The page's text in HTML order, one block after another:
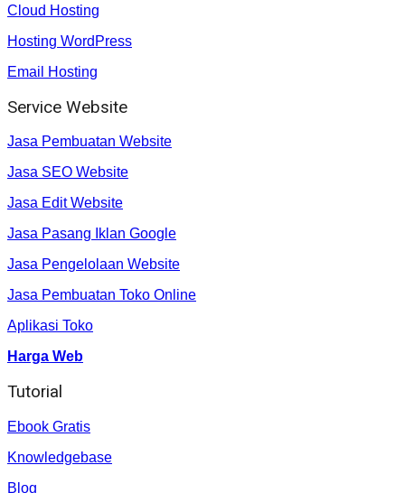
Cloud Hosting
Hosting WordPress
Email Hosting
Service Website
Jasa Pembuatan Website
Jasa SEO Website
Jasa Edit Website
Jasa Pasang Iklan Google
Jasa Pengelolaan Website
Jasa Pembuatan Toko Online
Aplikasi Toko
Harga Web
Tutorial
Ebook Gratis
Knowledgebase
Blog